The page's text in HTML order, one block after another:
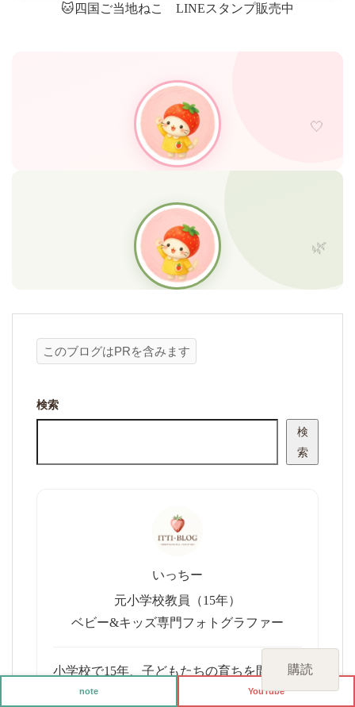
🐱四国ご当地ねこ LINEスタンプ販売中
このブログはPRを含みます
検索
検
索
いっちー
元小学校教員（15年）
ベビー&キッズ専門フォトグラファー
小学校で15年、子どもたちの育ちを間近で
見てきました。その経験から、ベビー&キ
購読
note YouTube